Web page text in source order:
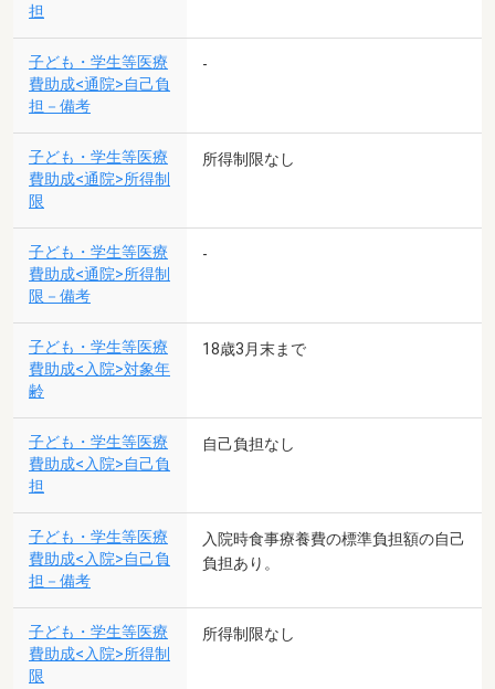
担
子ども・学生等医療
費助成<通院>自己負
担－備考
-
子ども・学生等医療
費助成<通院>所得制
限
所得制限なし
子ども・学生等医療
費助成<通院>所得制
限－備考
-
子ども・学生等医療
費助成<入院>対象年
齢
18歳3月末まで
子ども・学生等医療
費助成<入院>自己負
担
自己負担なし
子ども・学生等医療
費助成<入院>自己負
担－備考
入院時食事療養費の標準負担額の自己
負担あり。
子ども・学生等医療
費助成<入院>所得制
限
所得制限なし